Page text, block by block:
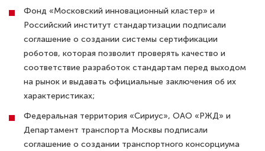
Фонд «Московский инновационный кластер» и
Российский институт стандартизации подписали
соглашение о создании системы сертификации
роботов, которая позволит проверять качество и
соответствие разработок стандартам перед выходом
на рынок и выдавать официальные заключения об их
характеристиках;
Федеральная территория «Сириус», ОАО «РЖД» и
Департамент транспорта Москвы подписали
соглашение о создании транспортного консорциума